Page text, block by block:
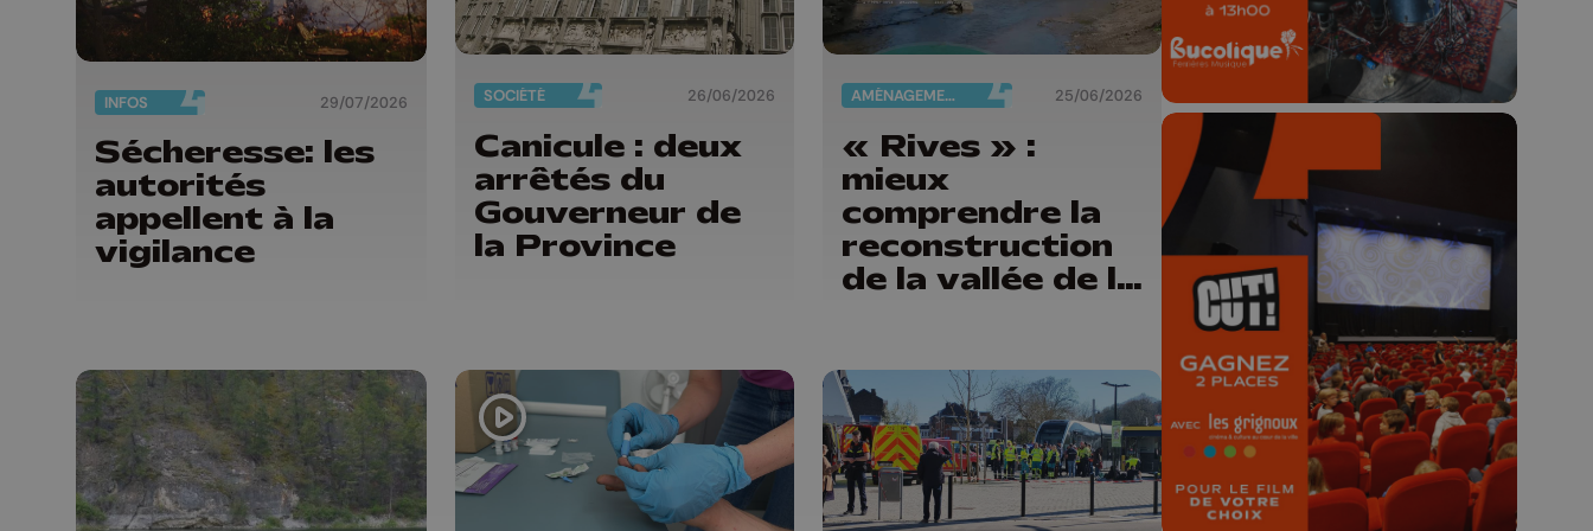
INFOS 29/07/2026
Sécheresse: les
autorités
appellent à la
vigilance
SOCIÉTÉ 26/06/2026
Canicule : deux
arrêtés du
Gouverneur de
la Province
AMÉNAGEMENT DU TERRITOIRE 25/06/2026
« Rives » :
mieux
comprendre la
reconstruction
de la vallée de la
🎬 Concours CUT x
Les Grignoux ✨
Concours permanent - 2 places à
gagner chaque semaine !